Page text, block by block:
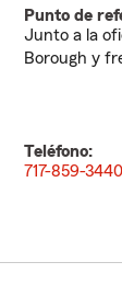
Punto de
Junto a la
Borough y
Teléfono:
717-859-3440